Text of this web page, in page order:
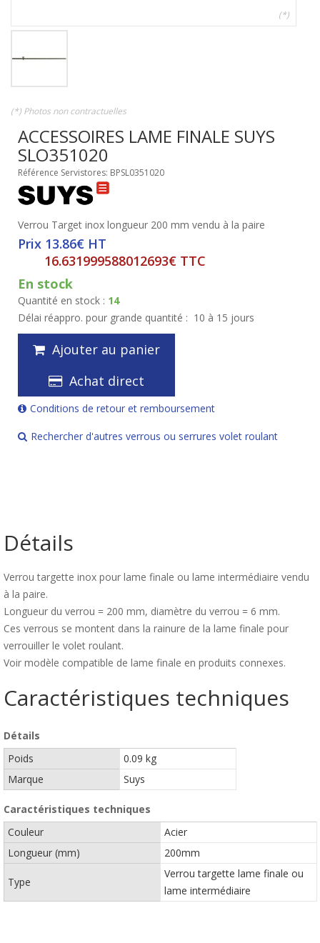
(*)
(*) Photos non contractuelles
ACCESSOIRES LAME FINALE SUYS
SLO351020
Référence Servistores: BPSL0351020
Verrou Target inox longueur 200 mm vendu à la paire
Prix 13.86€ HT
16.631999588012693€ TTC
En stock
Quantité en stock : 14
Délai réappro. pour grande quantité : 10 à 15 jours
Ajouter au panier
Achat direct
Conditions de retour et remboursement
Rechercher d'autres verrous ou serrures volet roulant
Détails
Verrou targette inox pour lame finale ou lame intermédiaire vendu
à la paire.
Longueur du verrou = 200 mm, diamètre du verrou = 6 mm.
Ces verrous se montent dans la rainure de la lame finale pour
verrouiller le volet roulant.
Voir modèle compatible de lame finale en produits connexes.
Caractéristiques techniques
Détails
Poids
0.09 kg
Marque
Suys
Caractéristiques techniques
Couleur
Acier
Longueur (mm)
200mm
Type
Verrou targette lame finale ou
lame intermédiaire